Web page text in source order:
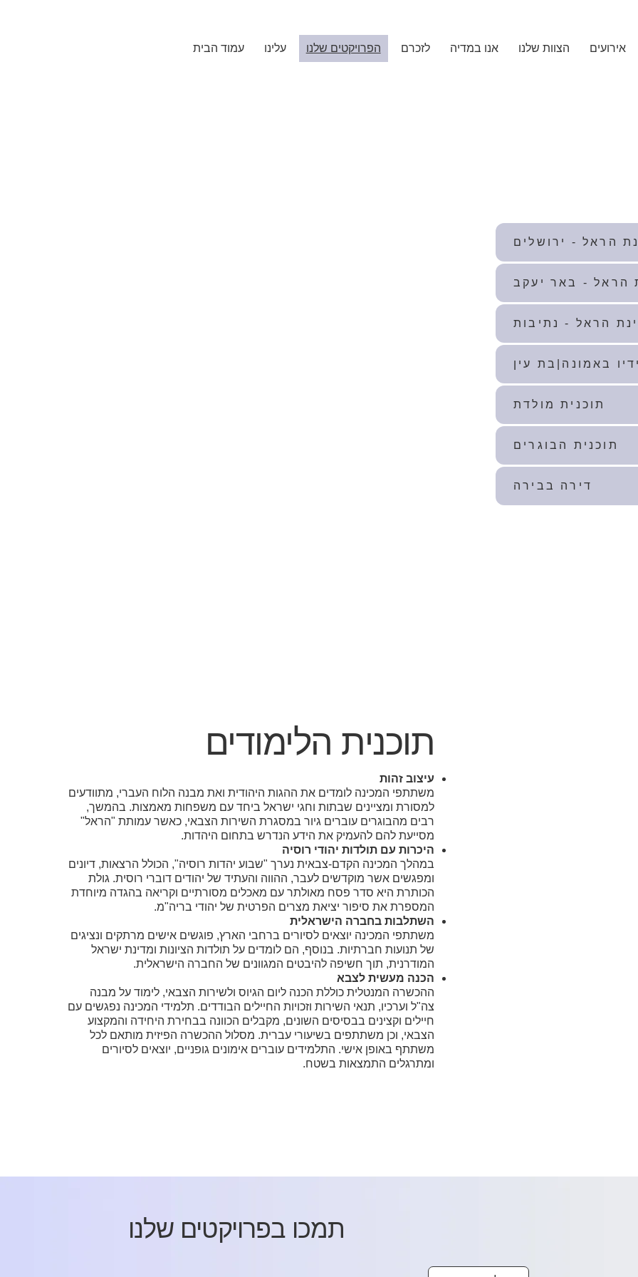
עמוד הבית עלינו הפרויקטים שלנו לזכרם אנו במדיה הצוות שלנו אירועים
תמכו בפרויקטים שלנו
הראל - ירושלים
הראל - באר יעקב
הראל - נתיבות
באמונה|בת עין
תוכנית מולדת
תוכנית הבוגרים
דירה בבירה
תוכנית הלימודים
עיצוב זהות
משתתפי המכינה לומדים את ההגות היהודית ואת מבנה הלוח העברי, מתוודעים
למסורת ומציינים שבתות וחגי ישראל ביחד עם משפחות מאמצות. בהמשך,
רבים מהבוגרים עוברים גיור במסגרת השירות הצבאי, כאשר עמותת "הראל"
מסייעת להם להעמיק את הידע הנדרש בתחום היהדות.
היכרות עם תולדות יהודי רוסיה
במהלך המכינה הקדם-צבאית נערך "שבוע יהדות רוסיה", הכולל הרצאות, דיונים
ומפגשים אשר מוקדשים לעבר, ההווה והעתיד של יהודים דוברי רוסית. גולת
הכותרת היא סדר פסח מאולתר עם מאכלים מסורתיים וקריאה בהגדה מיוחדת
המספרת את סיפור יציאת מצרים הפרטית של יהודי בריה"מ.
השתלבות בחברה הישראלית
משתתפי המכינה יוצאים לסיורים ברחבי הארץ, פוגשים אישים מרתקים ונציגים
של תנועות חברתיות. בנוסף, הם לומדים על תולדות הציונות ומדינת ישראל
המודרנית, תוך חשיפה להיבטים המגוונים של החברה הישראלית.
הכנה מעשית לצבא
ההכשרה המנטלית כוללת הכנה ליום הגיוס ולשירות הצבאי, לימוד על מבנה
צה"ל וערכיו, תנאי השירות וזכויות החיילים הבודדים. תלמידי המכינה נפגשים עם
חיילים וקצינים בבסיסים השונים, מקבלים הכוונה בבחירת היחידה והמקצוע
הצבאי, וכן משתתפים בשיעורי עברית. מסלול ההכשרה הפיזית מותאם לכל
משתתף באופן אישי. התלמידים עוברים אימונים גופניים, יוצאים לסיורים
ומתרגלים התמצאות בשטח.